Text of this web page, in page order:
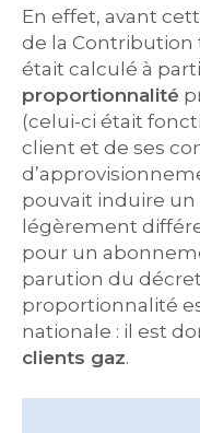
En effet, avant
de la Contribution
était calculé à
proportionnalité
(celui-ci était
client et de ses
pouvait induire
légèrement
pour un
parution du
proportionnalité
nationale : il est
clients gaz.